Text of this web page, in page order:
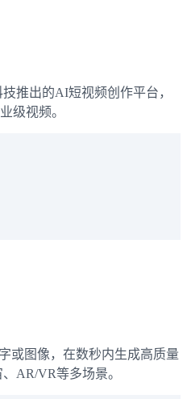
推出的AI短视频创作平台，
级视频。
或图像，在数秒内生成高质量
AR/VR等多场景。